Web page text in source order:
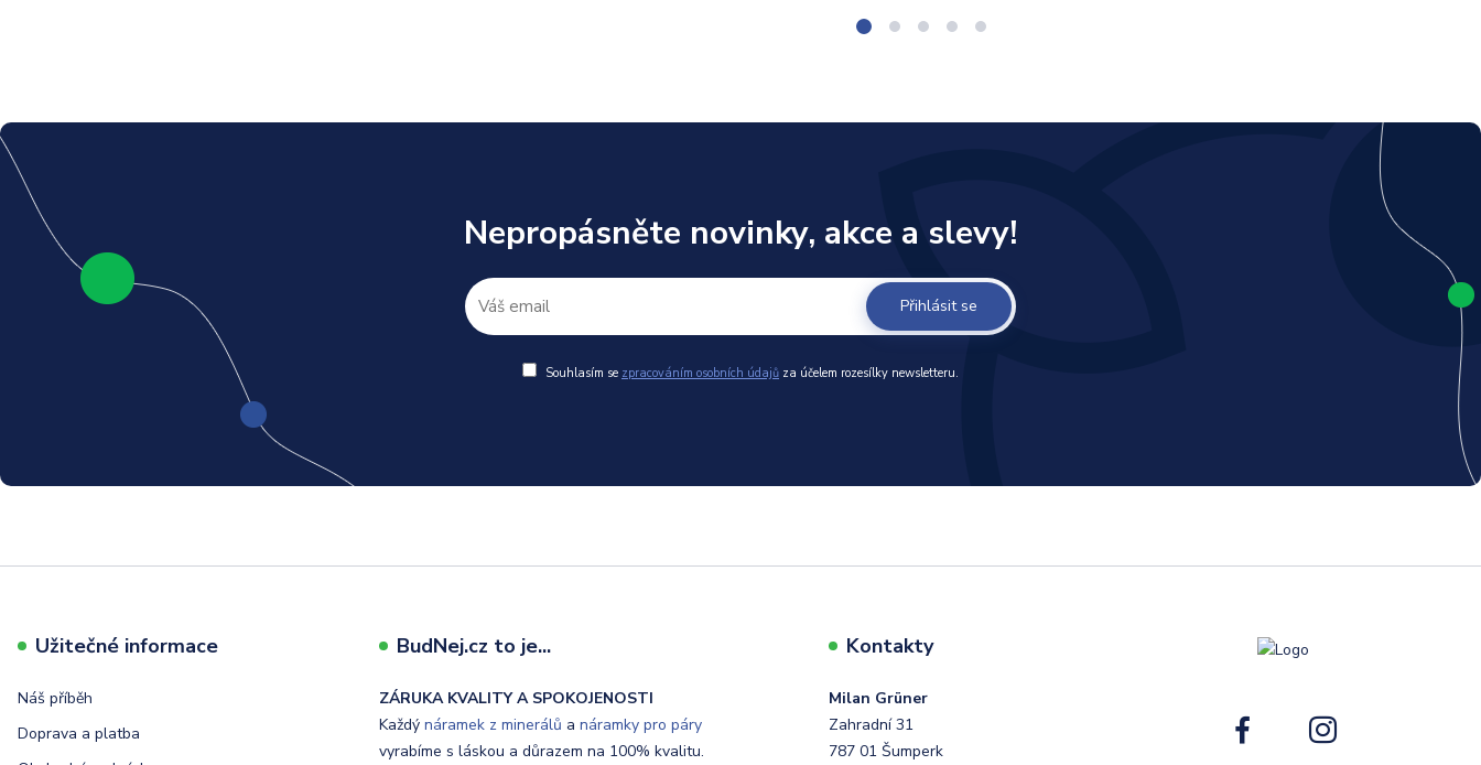
Nepropásněte novinky, akce a slevy!
Přihlásit se
Souhlasím se zpracováním osobních údajů za účelem rozesílky newsletteru.
Užitečné informace
Náš příběh
Doprava a platba
BudNej.cz to je...
ZÁRUKA KVALITY A SPOKOJENOSTI
Každý náramek z minerálů a náramky pro páry
vyrabíme s láskou a důrazem na 100% kvalitu.
Kontakty
Milan Grüner
Zahradní 31
787 01 Šumperk